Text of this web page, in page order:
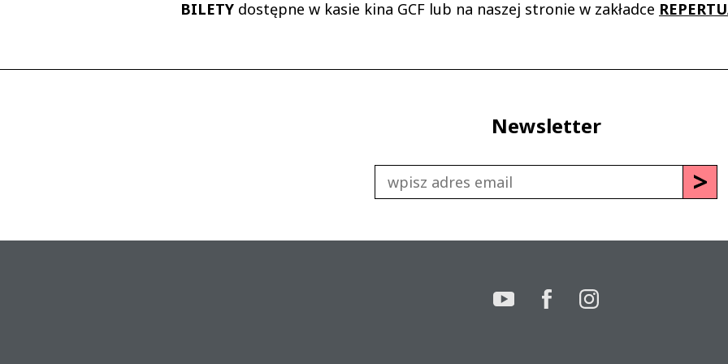
BILETY dostępne w kasie kina GCF lub na naszej stronie w zakładce REPERT
Newsletter